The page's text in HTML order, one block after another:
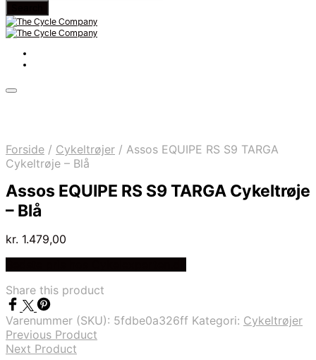
Forside / Cykeltrøjer / Assos EQUIPE RS S9 TARGA
Cykeltrøje – Blå
Assos EQUIPE RS S9 TARGA Cykeltrøje
– Blå
kr. 1.479,00
Share this product
Varenummer (SKU): 5fdbe0a326ff Kategori: Cykeltrøjer
Previous Product
Next Product